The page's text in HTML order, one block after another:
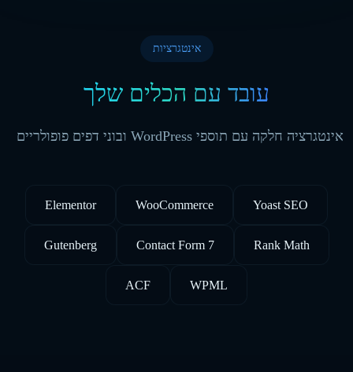
אינטגרציות
עובד עם הכלים שלך
אינטגרציה חלקה עם תוספי WordPress ובוני דפים פופולריים
Elementor WooCommerce Yoast SEO
Gutenberg Contact Form 7 Rank Math
ACF WPML